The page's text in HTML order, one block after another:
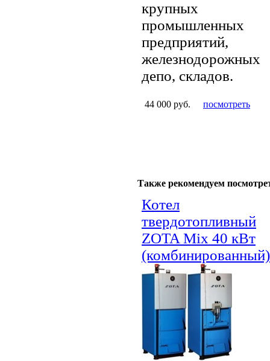
крупных
промышленных
предприятий,
железнодорожных
депо, складов.
44 000 руб. посмотреть
Также рекомендуем
Котел
твердотопливный
ZOTA Mix 40 кВт
(комбинированный)